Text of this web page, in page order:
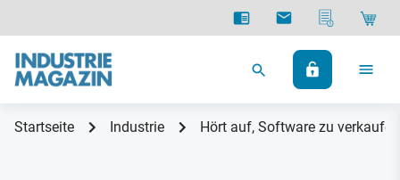
Startseite Industrie Hört auf, Software zu verkaufen